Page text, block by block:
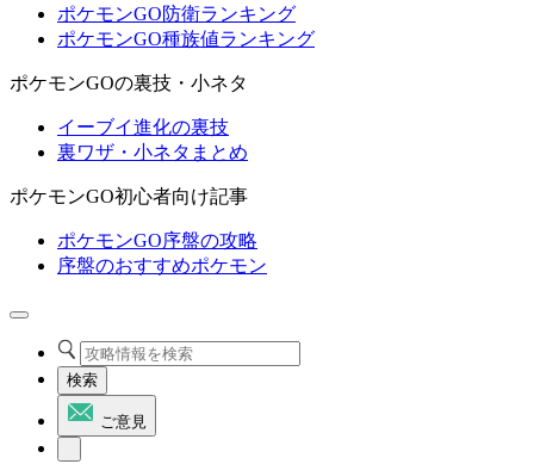
ポケモンGO防衛ランキング
ポケモンGO種族値ランキング
ポケモンGOの裏技・小ネタ
イーブイ進化の裏技
裏ワザ・小ネタまとめ
ポケモンGO初心者向け記事
ポケモンGO序盤の攻略
序盤のおすすめポケモン
検索
ご意見